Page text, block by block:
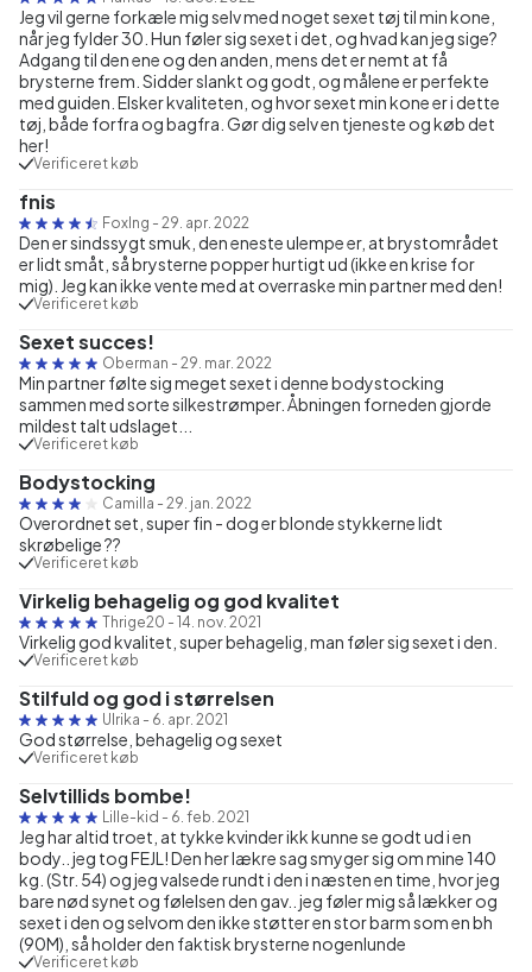
Jeg vil gerne forkæle mig selv med noget sexet tøj til min kone,
når jeg fylder 30. Hun føler sig sexet i det, og hvad kan jeg sige?
Adgang til den ene og den anden, mens det er nemt at få
brysterne frem. Sidder slankt og godt, og målene er perfekte
med guiden. Elsker kvaliteten, og hvor sexet min kone er i dette
tøj, både forfra og bagfra. Gør dig selv en tjeneste og køb det
her!
Verificeret køb
fnis
FoxIng - 29. apr. 2022
Den er sindssygt smuk, den eneste ulempe er, at brystområdet
er lidt småt, så brysterne popper hurtigt ud (ikke en krise for
mig). Jeg kan ikke vente med at overraske min partner med den!
Verificeret køb
Sexet succes!
Oberman - 29. mar. 2022
Min partner følte sig meget sexet i denne bodystocking
sammen med sorte silkestrømper. Åbningen forneden gjorde
mildest talt udslaget...
Verificeret køb
Bodystocking
Camilla - 29. jan. 2022
Overordnet set, super fin - dog er blonde stykkerne lidt
skrøbelige ??
Verificeret køb
Virkelig behagelig og god kvalitet
Thrige20 - 14. nov. 2021
Virkelig god kvalitet, super behagelig, man føler sig sexet i den.
Verificeret køb
Stilfuld og god i størrelsen
Ulrika - 6. apr. 2021
God størrelse, behagelig og sexet
Verificeret køb
Selvtillids bombe!
Lille-kid - 6. feb. 2021
Jeg har altid troet, at tykke kvinder ikk kunne se godt ud i en
body.. jeg tog FEJL! Den her lækre sag smyger sig om mine 140
kg. (Str. 54) og jeg valsede rundt i den i næsten en time, hvor jeg
bare nød synet og følelsen den gav.. jeg føler mig så lækker og
sexet i den og selvom den ikke støtter en stor barm som en bh
(90M), så holder den faktisk brysterne nogenlunde
Verificeret køb